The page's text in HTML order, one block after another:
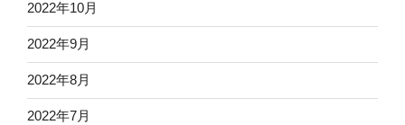
2022年10月
2022年9月
2022年8月
2022年7月